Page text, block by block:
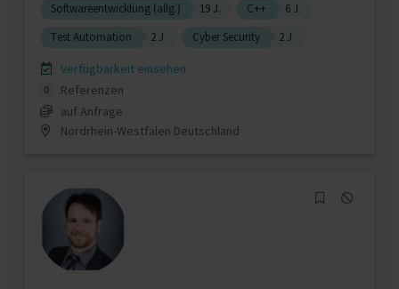
Softwareentwicklung (allg.) 19 J. C++
6 J.
Test Automation
2 J. Cyber Security 2 J.
Verfügbarkeit einsehen
0
Referenzen
auf Anfrage
Nordrhein-Westfalen Deutschland